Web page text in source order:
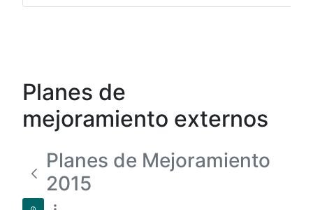
Planes de
mejoramiento externos
Planes de Mejoramiento
2015